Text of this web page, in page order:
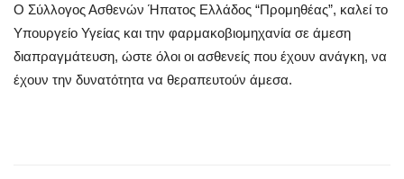
Ο Σύλλογος Ασθενών Ήπατος Ελλάδος “Προμηθέας”, καλεί το
Υπουργείο Υγείας και την φαρμακοβιομηχανία σε άμεση
διαπραγμάτευση, ώστε όλοι οι ασθενείς που έχουν ανάγκη, να
έχουν την δυνατότητα να θεραπευτούν άμεσα.